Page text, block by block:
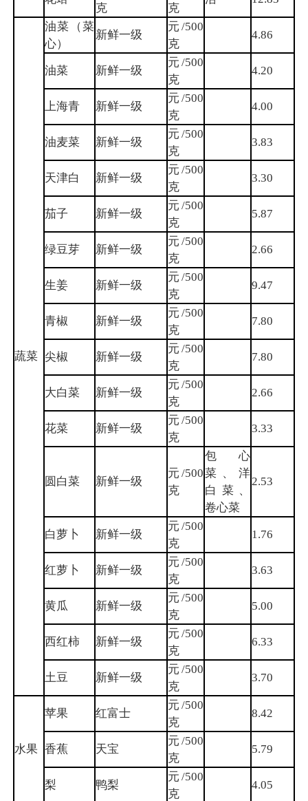
克
克
蔬菜
油菜（菜
心）
新鲜一级
元/500
克
4.86
油菜 新鲜一级
元/500
克
4.20
上海青 新鲜一级
元/500
克
4.00
油麦菜 新鲜一级
元/500
克
3.83
天津白 新鲜一级
元/500
克
3.30
茄子 新鲜一级
元/500
克
5.87
绿豆芽 新鲜一级
元/500
克
2.66
生姜 新鲜一级
元/500
克
9.47
青椒 新鲜一级
元/500
克
7.80
尖椒 新鲜一级
元/500
克
7.80
大白菜 新鲜一级
元/500
克
2.66
花菜 新鲜一级
元/500
克
3.33
圆白菜 新鲜一级
元/500
克
包心
菜、洋
白菜、
卷心菜
2.53
白萝卜 新鲜一级
元/500
克
1.76
红萝卜 新鲜一级
元/500
克
3.63
黄瓜 新鲜一级
元/500
克
5.00
西红柿 新鲜一级
元/500
克
6.33
土豆 新鲜一级
元/500
克
3.70
水果
苹果 红富士
元/500
克
8.42
香蕉 天宝
元/500
克
5.79
梨 鸭梨
元/500
克
4.05